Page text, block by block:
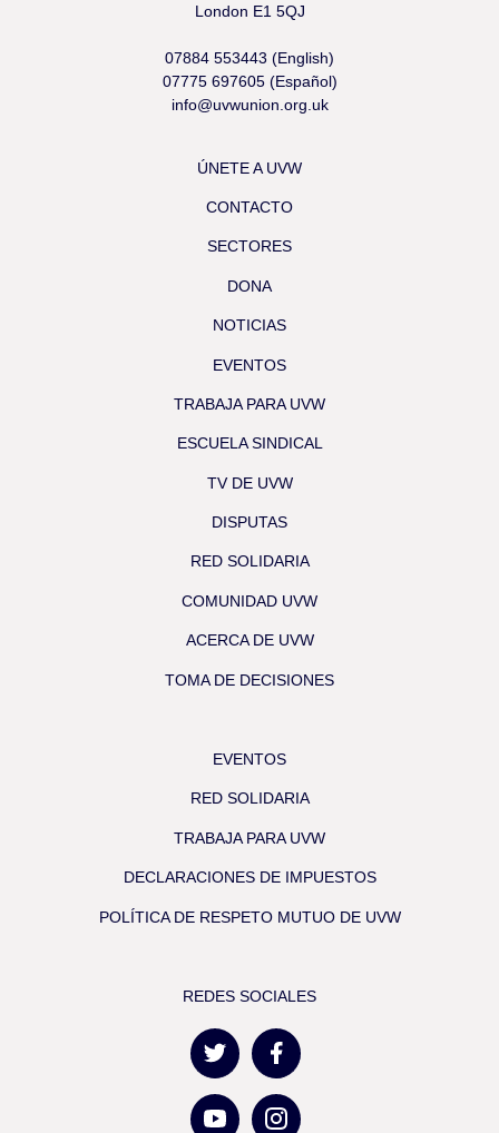
London E1 5QJ
07884 553443 (English)
07775 697605 (Español)
info@uvwunion.org.uk
ÚNETE A UVW
CONTACTO
SECTORES
DONA
NOTICIAS
EVENTOS
TRABAJA PARA UVW
ESCUELA SINDICAL
TV DE UVW
DISPUTAS
RED SOLIDARIA
COMUNIDAD UVW
ACERCA DE UVW
TOMA DE DECISIONES
EVENTOS
RED SOLIDARIA
TRABAJA PARA UVW
DECLARACIONES DE IMPUESTOS
POLÍTICA DE RESPETO MUTUO DE UVW
REDES SOCIALES